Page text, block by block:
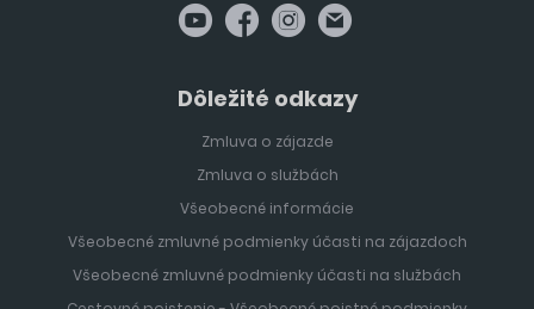
Dôležité odkazy
Zmluva o zájazde
Zmluva o službách
Všeobecné informácie
Všeobecné zmluvné podmienky účasti na zájazdoch
Všeobecné zmluvné podmienky účasti na službách